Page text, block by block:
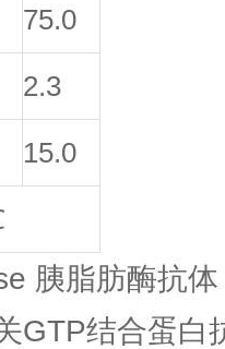
75.0
2.3
15.0
胰脂肪酶抗
GTP结合蛋白